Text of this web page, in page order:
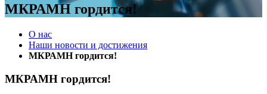
МКРАМН гордится!
О нас
Наши новости и достижения
МКРАМН гордится!
МКРАМН гордится!